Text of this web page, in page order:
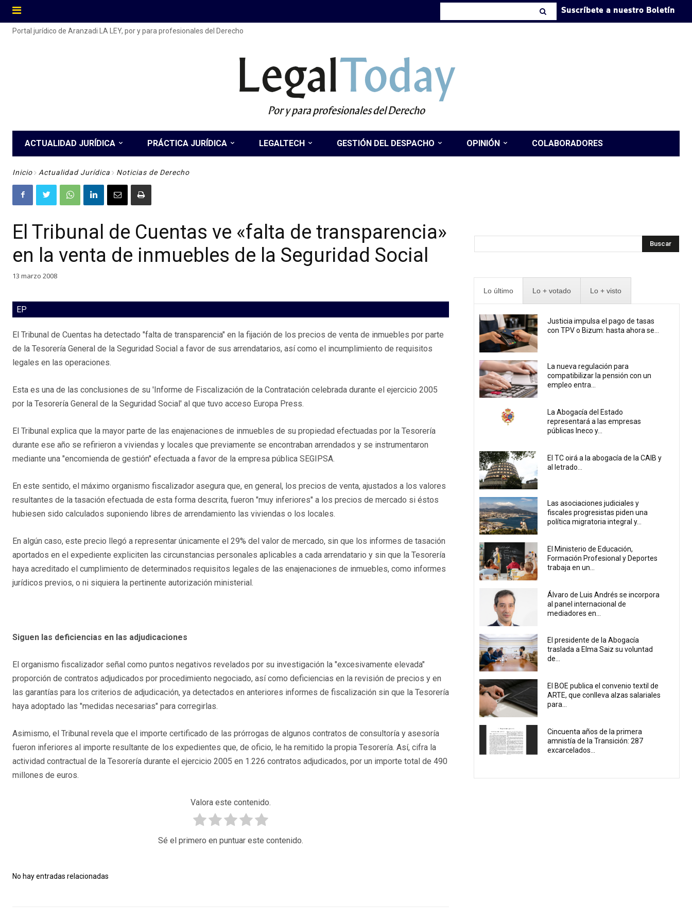
Suscríbete a nuestro Boletín
Portal jurídico de Aranzadi LA LEY, por y para profesionales del Derecho
LegalToday
Por y para profesionales del Derecho
ACTUALIDAD JURÍDICA PRÁCTICA JURÍDICA LEGALTECH GESTIÓN DEL DESPACHO OPINIÓN COLABORADORES
Inicio Actualidad Jurídica Noticias de Derecho
El Tribunal de Cuentas ve «falta de transparencia»
en la venta de inmuebles de la Seguridad Social
13 marzo 2008
EP
El Tribunal de Cuentas ha detectado "falta de transparencia" en la fijación de los precios de venta de inmuebles por parte
de la Tesorería General de la Seguridad Social a favor de sus arrendatarios, así como el incumplimiento de requisitos
legales en las operaciones.
Esta es una de las conclusiones de su 'Informe de Fiscalización de la Contratación celebrada durante el ejercicio 2005
por la Tesorería General de la Seguridad Social' al que tuvo acceso Europa Press.
El Tribunal explica que la mayor parte de las enajenaciones de inmuebles de su propiedad efectuadas por la Tesorería
durante ese año se refirieron a viviendas y locales que previamente se encontraban arrendados y se instrumentaron
mediante una "encomienda de gestión" efectuada a favor de la empresa pública SEGIPSA.
En este sentido, el máximo organismo fiscalizador asegura que, en general, los precios de venta, ajustados a los valores
resultantes de la tasación efectuada de esta forma descrita, fueron "muy inferiores" a los precios de mercado si éstos
hubiesen sido calculados suponiendo libres de arrendamiento las viviendas o los locales.
En algún caso, este precio llegó a representar únicamente el 29% del valor de mercado, sin que los informes de tasación
aportados en el expediente expliciten las circunstancias personales aplicables a cada arrendatario y sin que la Tesorería
haya acreditado el cumplimiento de determinados requisitos legales de las enajenaciones de inmuebles, como informes
jurídicos previos, o ni siquiera la pertinente autorización ministerial.
Siguen las deficiencias en las adjudicaciones
El organismo fiscalizador señal como puntos negativos revelados por su investigación la "excesivamente elevada"
proporción de contratos adjudicados por procedimiento negociado, así como deficiencias en la revisión de precios y en
las garantías para los criterios de adjudicación, ya detectados en anteriores informes de fiscalización sin que la Tesorería
haya adoptado las "medidas necesarias" para corregirlas.
Asimismo, el Tribunal revela que el importe certificado de las prórrogas de algunos contratos de consultoría y asesoría
fueron inferiores al importe resultante de los expedientes que, de oficio, le ha remitido la propia Tesorería. Así, cifra la
actividad contractual de la Tesorería durante el ejercicio 2005 en 1.226 contratos adjudicados, por un importe total de 490
millones de euros.
Valora este contenido.
Sé el primero en puntuar este contenido.
No hay entradas relacionadas
Buscar
Lo último Lo + votado Lo + visto
Justicia impulsa el pago de tasas
con TPV o Bizum: hasta ahora se...
La nueva regulación para
compatibilizar la pensión con un
empleo entra...
La Abogacía del Estado
representará a las empresas
públicas Ineco y...
El TC oirá a la abogacía de la CAIB y
al letrado...
Las asociaciones judiciales y
fiscales progresistas piden una
política migratoria integral y...
El Ministerio de Educación,
Formación Profesional y Deportes
trabaja en un...
Álvaro de Luis Andrés se incorpora
al panel internacional de
mediadores en...
El presidente de la Abogacía
traslada a Elma Saiz su voluntad
de...
El BOE publica el convenio textil de
ARTE, que conlleva alzas salariales
para...
Cincuenta años de la primera
amnistía de la Transición: 287
excarcelados...